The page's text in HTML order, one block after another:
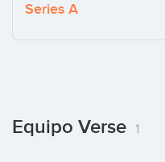
Series A
Equipo Verse 1